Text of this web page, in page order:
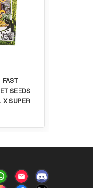
SEEDS
SWEET GELATO AUTO